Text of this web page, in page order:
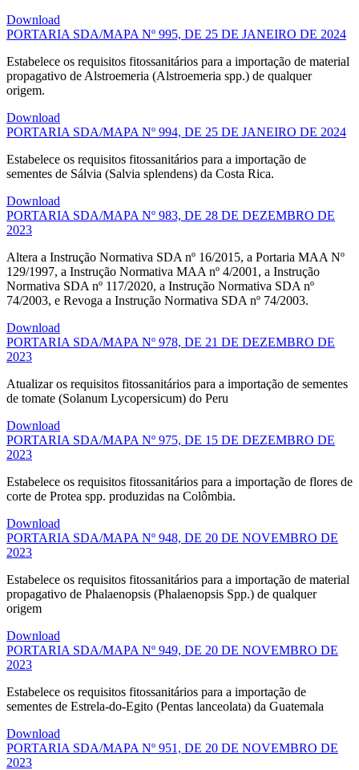
Download
PORTARIA SDA/MAPA Nº 995, DE 25 DE JANEIRO DE 2024
Estabelece os requisitos fitossanitários para a importação de material
propagativo de Alstroemeria (Alstroemeria spp.) de qualquer
origem.
Download
PORTARIA SDA/MAPA Nº 994, DE 25 DE JANEIRO DE 2024
Estabelece os requisitos fitossanitários para a importação de
sementes de Sálvia (Salvia splendens) da Costa Rica.
Download
PORTARIA SDA/MAPA Nº 983, DE 28 DE DEZEMBRO DE
2023
Altera a Instrução Normativa SDA nº 16/2015, a Portaria MAA Nº
129/1997, a Instrução Normativa MAA nº 4/2001, a Instrução
Normativa SDA nº 117/2020, a Instrução Normativa SDA nº
74/2003, e Revoga a Instrução Normativa SDA nº 74/2003.
Download
PORTARIA SDA/MAPA Nº 978, DE 21 DE DEZEMBRO DE
2023
Atualizar os requisitos fitossanitários para a importação de sementes
de tomate (Solanum Lycopersicum) do Peru
Download
PORTARIA SDA/MAPA Nº 975, DE 15 DE DEZEMBRO DE
2023
Estabelece os requisitos fitossanitários para a importação de flores de
corte de Protea spp. produzidas na Colômbia.
Download
PORTARIA SDA/MAPA Nº 948, DE 20 DE NOVEMBRO DE
2023
Estabelece os requisitos fitossanitários para a importação de material
propagativo de Phalaenopsis (Phalaenopsis Spp.) de qualquer
origem
Download
PORTARIA SDA/MAPA Nº 949, DE 20 DE NOVEMBRO DE
2023
Estabelece os requisitos fitossanitários para a importação de
sementes de Estrela-do-Egito (Pentas lanceolata) da Guatemala
Download
PORTARIA SDA/MAPA Nº 951, DE 20 DE NOVEMBRO DE
2023